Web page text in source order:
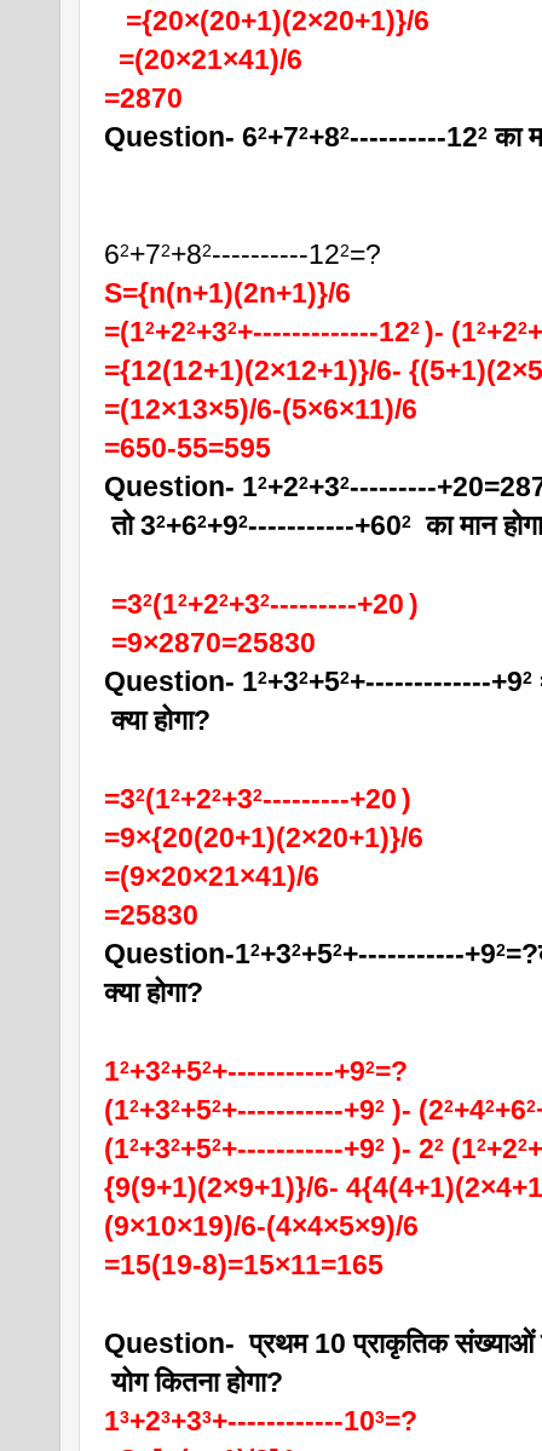
={20×(20+1)(2×20+1)}/6
=(20×21×41)/6
=2870
Question- 62+72+82----------122 का
62+72+82----------122=?
S={n(n+1)(2n+1)}/6
=(12+22+32+-------------122 )- (12+22
={12(12+1)(2×12+1)}/6-
=(12×13×5)/6-(5×6×11)/6
=650-55=595
Question- 12+22+32---------
तो 32+62+92-----------+602 का मान
=32(12+22+32---------+20)
=9×2870=25830
Question- 12+32+52+-------------+92
क्या होगा?
=32(12+22+32---------+20)
=9×{20(20+1)(2×20+1)}/6
=(9×20×21×41)/6
=25830
Question-12+32+52+-----------+92
क्या होगा?
12+32+52+-----------+92=?
(12+32+52+-----------+92 )- (22+42+62
(12+32+52+-----------+92 )- 22 (12+22
{9(9+1)(2×9+1)}/6-
(9×10×19)/6-(4×4×5×9)/6
=15(19-8)=15×11=165
Question-  प्रथम 10 प्राकृतिक संख्याओं
योग कितना होगा?
13+23+33+------------103=?